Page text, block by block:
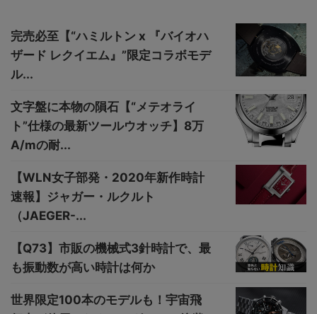
完売必至【“ハミルトン x 『バイオハ
ザード レクイエム』”限定コラボモデ
ル...
文字盤に本物の隕石【“メテオライ
ト”仕様の最新ツールウオッチ】8万
A/mの耐...
【WLN女子部発・2020年新作時計
速報】ジャガー・ルクルト
（JAEGER-...
【Q73】市販の機械式3針時計で、最
も振動数が高い時計は何か
世界限定100本のモデルも！宇宙飛